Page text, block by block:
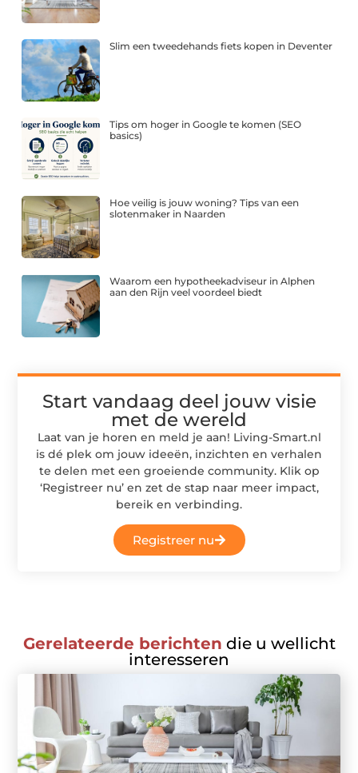
Slim een tweedehands fiets kopen in Deventer
Tips om hoger in Google te komen (SEO
basics)
Hoe veilig is jouw woning? Tips van een
slotenmaker in Naarden
Waarom een hypotheekadviseur in Alphen
aan den Rijn veel voordeel biedt
Start vandaag deel jouw visie
met de wereld
Laat van je horen en meld je aan! Living-Smart.nl
is dé plek om jouw ideeën, inzichten en verhalen
te delen met een groeiende community. Klik op
‘Registreer nu’ en zet de stap naar meer impact,
bereik en verbinding.
Registreer nu
Gerelateerde berichten die u wellicht
interesseren